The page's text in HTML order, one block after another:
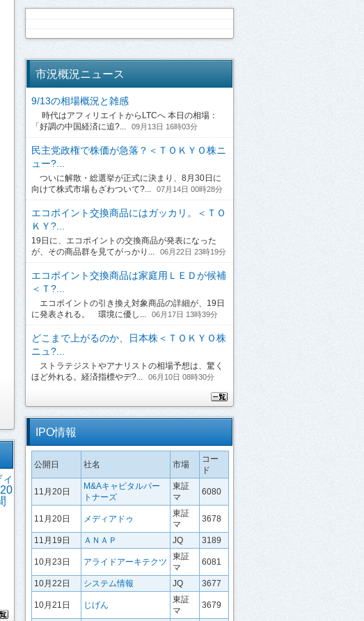
市況概況ニュース
9/13の相場概況と雑感
時代はアフィリエイトからLTCへ 本日の相場：
「好調の中国経済に追?...
09月13日 16時03分
民主党政権で株価が急落？＜ＴＯＫＹＯ株ニ
ュー?...
ついに解散・総選挙が正式に決まり、8月30日に
向けて株式市場もざわついて?...
07月14日 00時28分
エコポイント交換商品にはガッカリ。＜ＴＯ
ＫＹ?...
19日に、エコポイントの交換商品が発表になった
が、その商品群を見てがっかり...
06月22日 23時19分
エコポイント交換商品は家庭用ＬＥＤが候補
＜Ｔ?...
エコポイントの引き換え対象商品の詳細が、19日
に発表される。 環境に優し...
06月17日 13時39分
どこまで上がるのか、日本株＜ＴＯＫＹＯ株
ニュ?...
ストラテジストやアナリストの相場予想は、驚く
ほど外れる。経済指標やデ?...
06月10日 08時30分
IPO情報
公開日 社名 市場
コー
ド
11月20日
M&Aキャピタルパー
トナーズ
東証
マ
6080
11月20日 メディアドゥ
東証
マ
3678
11月19日 ＡＮＡＰ JQ 3189
10月23日 アライドアーキテクツ
東証
マ
6081
10月22日 システム情報 JQ 3677
10月21日 じげん
東証
マ
3679